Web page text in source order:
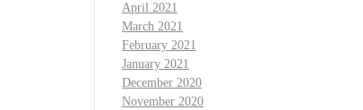
April 2021
March 2021
February 2021
January 2021
December 2020
November 2020